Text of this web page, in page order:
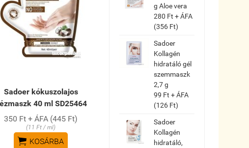
Sadoer kókuszolajos
40 ml SD25464
350 Ft + ÁFA (445 Ft)
(11 Ft / ml)
 KOSÁRBA
g Aloe vera
280 Ft + ÁFA
(356 Ft)
Sadoer
Kollagén
hidratáló gél
szemmaszk
2,7 g
99 Ft + ÁFA
(126 Ft)
Sadoer
Kollagén
hidratáló,